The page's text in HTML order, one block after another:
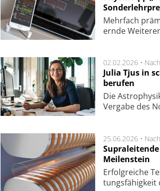
Mehr­fach
ern­de
02.02.2026 •
Julia Tjus in
berufen
Die
Ver­ga­be des
25.06.2026 •
Meilenstein
Er­folg­rei­che
tungs­fä­hig­keit